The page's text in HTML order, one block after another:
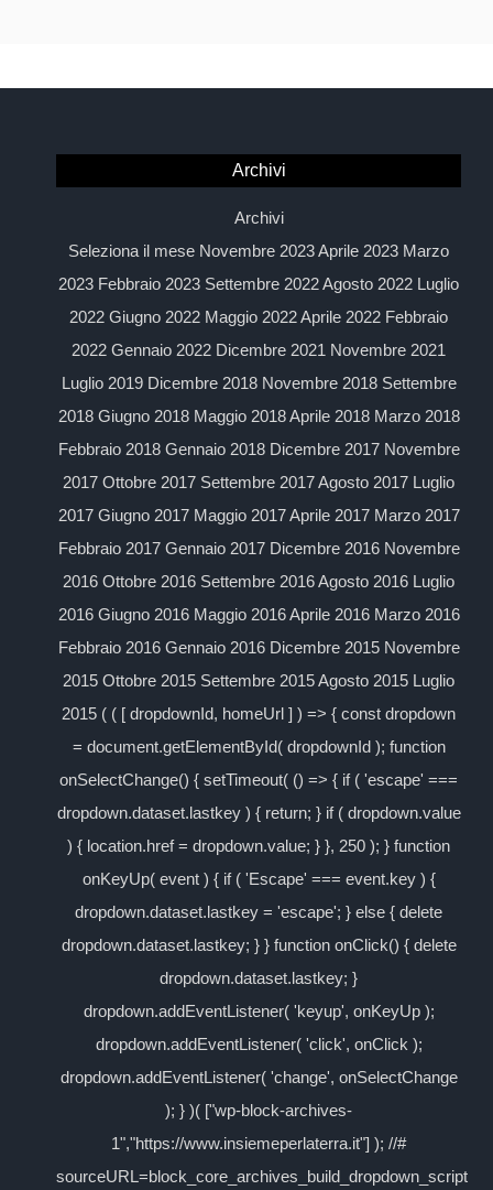
Archivi
Archivi
Seleziona il mese Novembre 2023 Aprile 2023 Marzo
2023 Febbraio 2023 Settembre 2022 Agosto 2022 Luglio
2022 Giugno 2022 Maggio 2022 Aprile 2022 Febbraio
2022 Gennaio 2022 Dicembre 2021 Novembre 2021
Luglio 2019 Dicembre 2018 Novembre 2018 Settembre
2018 Giugno 2018 Maggio 2018 Aprile 2018 Marzo 2018
Febbraio 2018 Gennaio 2018 Dicembre 2017 Novembre
2017 Ottobre 2017 Settembre 2017 Agosto 2017 Luglio
2017 Giugno 2017 Maggio 2017 Aprile 2017 Marzo 2017
Febbraio 2017 Gennaio 2017 Dicembre 2016 Novembre
2016 Ottobre 2016 Settembre 2016 Agosto 2016 Luglio
2016 Giugno 2016 Maggio 2016 Aprile 2016 Marzo 2016
Febbraio 2016 Gennaio 2016 Dicembre 2015 Novembre
2015 Ottobre 2015 Settembre 2015 Agosto 2015 Luglio
2015 ( ( [ dropdownId, homeUrl ] ) => { const dropdown
= document.getElementById( dropdownId ); function
onSelectChange() { setTimeout( () => { if ( 'escape' ===
dropdown.dataset.lastkey ) { return; } if ( dropdown.value
) { location.href = dropdown.value; } }, 250 ); } function
onKeyUp( event ) { if ( 'Escape' === event.key ) {
dropdown.dataset.lastkey = 'escape'; } else { delete
dropdown.dataset.lastkey; } } function onClick() { delete
dropdown.dataset.lastkey; }
dropdown.addEventListener( 'keyup', onKeyUp );
dropdown.addEventListener( 'click', onClick );
dropdown.addEventListener( 'change', onSelectChange
); } )( ["wp-block-archives-
1","https://www.insiemeperlaterra.it"] ); //#
sourceURL=block_core_archives_build_dropdown_script